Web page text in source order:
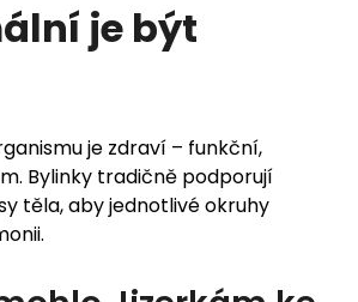
je být
je zdraví – funkční,
Bylinky tradičně podporují
těla, aby jednotlivé okruhy